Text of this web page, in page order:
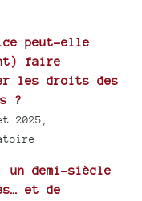
peut-elle
faire
les droits des
?
2025,
un demi-siècle
et de